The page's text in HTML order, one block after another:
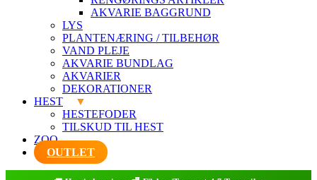
AKVARIE BAGGRUND
LYS
PLANTENÆRING / TILBEHØR
VAND PLEJE
AKVARIE BUNDLAG
AKVARIER
DEKORATIONER
HEST
HESTEFODER
TILSKUD TIL HEST
ZOO
OUTLET